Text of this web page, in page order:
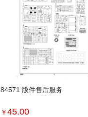
84571 版件售后服务
￥45.00